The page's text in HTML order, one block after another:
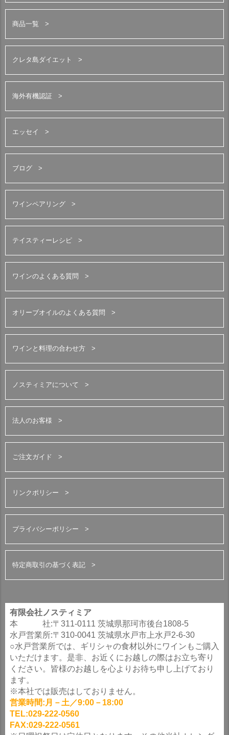
商品一覧
クレタ島ダイエット
海外有機認証
エッセイ
ブログ
ワインペアリング
テイスティーレシピ
ワインのよくある質問
オリーブオイルのよくある質問
ワインと料理の合わせ方
ノスティミアについて
法人のお客様
ご注文ガイド
リンクポリシー
プライバシーポリシー
特定商取引の基づく表記
有限会社ノスティミア
本 社:〒311-0111 茨城県那珂市後台1808-5
水戸営業所:〒310-0041 茨城県水戸市上水戸2-6-30
○水戸営業所では、ギリシャの食材以外にワインもご購入
いただけます。是非、お近くにお越しの際はお立ち寄り
ください。皆様のお越しを心よりお待ち申し上げており
ます。
※本社では販売はしておりません。
営業時間:月－土／9:00－18:00
TEL:029-222-0560
FAX:029-222-0561